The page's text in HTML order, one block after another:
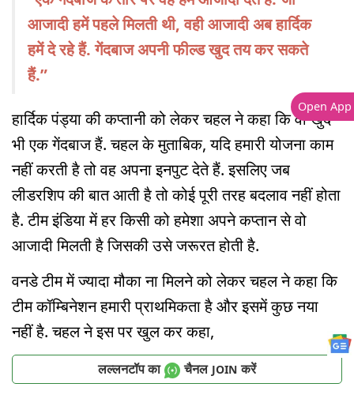
आजादी हमें पहले मिलती थी, वही आजादी अब हार्दिक
हमें दे रहे हैं. गेंदबाज अपनी फील्ड खुद तय कर सकते
हैं.”
हार्दिक पंड्या की कप्तानी को लेकर चहल ने कहा कि वो खुद
भी एक गेंदबाज हैं. चहल के मुताबिक, यदि हमारी योजना काम
नहीं करती है तो वह अपना इनपुट देते हैं. इसलिए जब
लीडरशिप की बात आती है तो कोई पूरी तरह बदलाव नहीं होता
है. टीम इंडिया में हर किसी को हमेशा अपने कप्तान से वो
आजादी मिलती है जिसकी उसे जरूरत होती है.
वनडे टीम में ज्यादा मौका ना मिलने को लेकर चहल ने कहा कि
टीम कॉम्बिनेशन हमारी प्राथमिकता है और इसमें कुछ नया
नहीं है. चहल ने इस पर खुल कर कहा,
लल्लनटॉप का चैनल JOIN करें
Open App